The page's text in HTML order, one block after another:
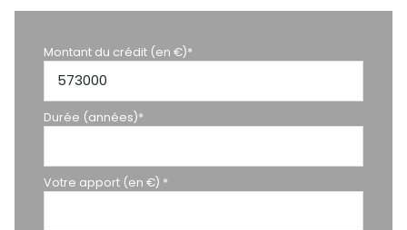
Montant du crédit (en €)*
Durée (années)*
Votre apport (en €) *